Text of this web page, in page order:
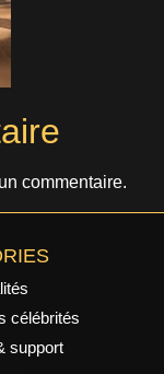
commentaire.
célébrités
support